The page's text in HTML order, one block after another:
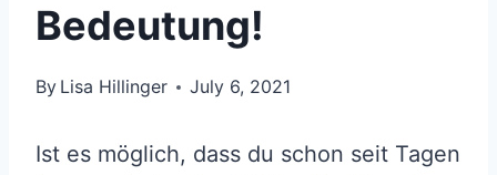
Bedeutung!
By Lisa Hillinger July 6, 2021
Ist es möglich, dass du schon seit Tagen